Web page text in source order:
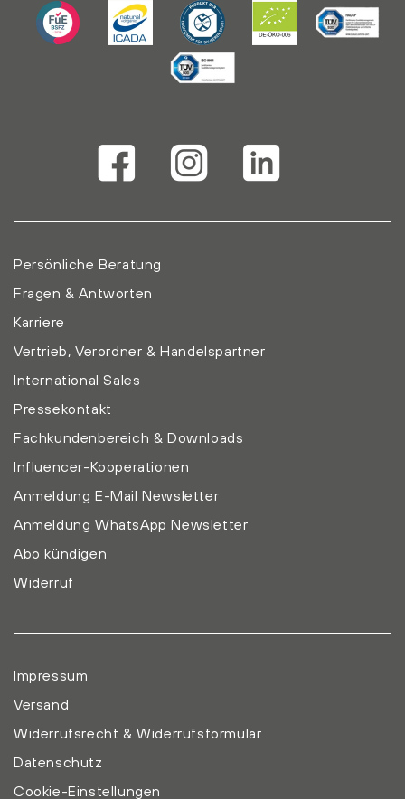
Persönliche Beratung
Fragen & Antworten
Karriere
Vertrieb, Verordner & Handelspartner
International Sales
Pressekontakt
Fachkundenbereich & Downloads
Influencer-Kooperationen
Anmeldung E-Mail Newsletter
Anmeldung WhatsApp Newsletter
Abo kündigen
Widerruf
Impressum
Versand
Widerrufsrecht & Widerrufsformular
Datenschutz
Cookie-Einstellungen